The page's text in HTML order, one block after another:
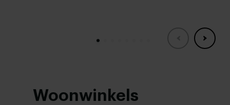
Woonwinkels